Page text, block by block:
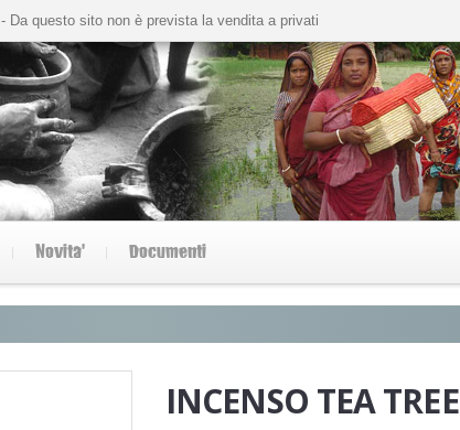
- Da questo sito non è prevista la vendita a privati
Novita' Documenti
INCENSO TEA TREE